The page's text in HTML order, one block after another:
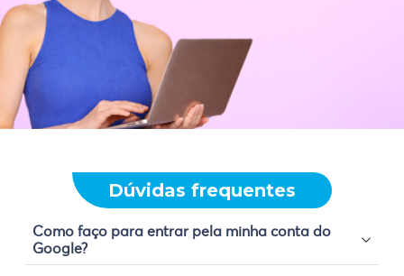
Dúvidas frequentes
Como faço para entrar pela minha conta do
Google?